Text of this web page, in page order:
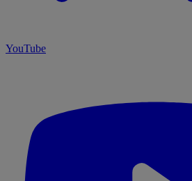
YouTube